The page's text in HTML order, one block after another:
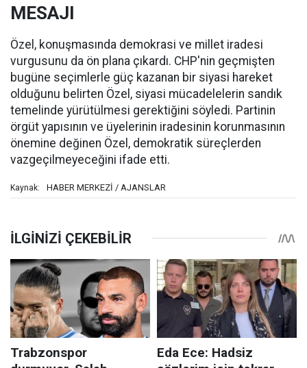
MESAJI
Özel, konuşmasında demokrasi ve millet iradesi
vurgusunu da ön plana çıkardı. CHP'nin geçmişten
bugüne seçimlerle güç kazanan bir siyasi hareket
olduğunu belirten Özel, siyasi mücadelelerin sandık
temelinde yürütülmesi gerektiğini söyledi. Partinin
örgüt yapısının ve üyelerinin iradesinin korunmasının
önemine değinen Özel, demokratik süreçlerden
vazgeçilmeyeceğini ifade etti.
Kaynak: HABER MERKEZİ / AJANSLAR